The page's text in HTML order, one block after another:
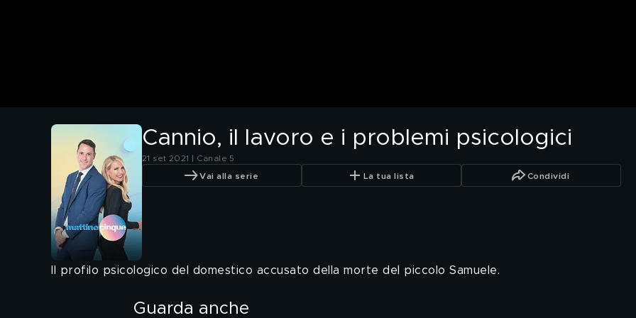
Cannio, il lavoro e i problemi psicologici
21 set 2021 | Canale 5
Vai alla serie La tua lista Condividi
Il profilo psicologico del domestico accusato della morte del piccolo Samuele.
Guarda anche